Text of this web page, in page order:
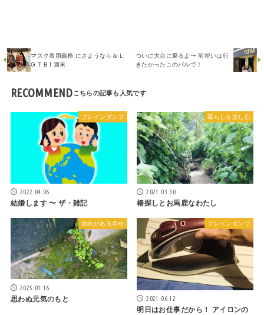
マスク着用義務 にさようなら＆ L
G T B I 週末
ついに大台に乗るよ〜 前祝いは行
きたかったこのバルで！
RECOMMEND
ブレインダンプ
2022.04.06
結婚します 〜 ザ・雑記
暮らしを楽しむ
2021.03.30
椿探しとお馬鹿なわたし
自由がある幸せ
2025.01.16
思わぬ元気のもと
ブレインダンプ
2021.06.12
明日はお仕事だから！ アイロンの